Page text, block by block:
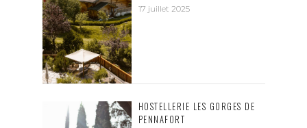
17 juillet 2025
HOSTELLERIE LES GORGES DE
PENNAFORT